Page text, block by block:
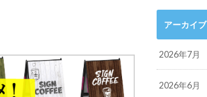
アーカイブ
2026年7月
2026年6月